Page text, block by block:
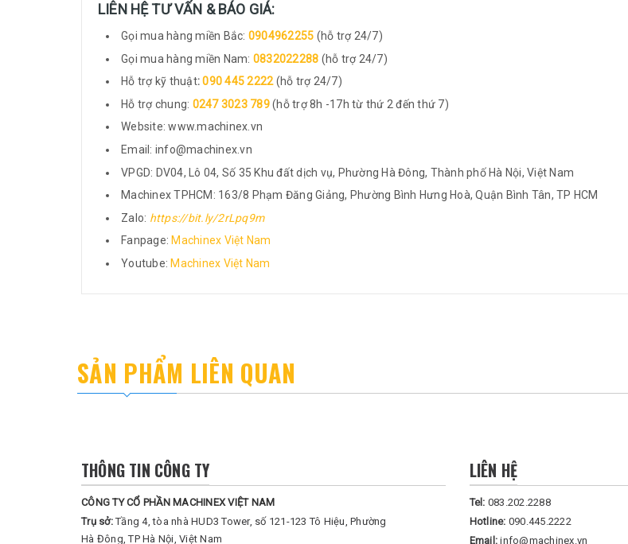
LIÊN HỆ TƯ VẤN & BÁO GIÁ:
Gọi mua hàng miền Bắc: 0904962255 (hỗ trợ 24/7)
Gọi mua hàng miền Nam: 0832022288 (hỗ trợ 24/7)
Hỗ trợ kỹ thuật:090 445 2222(hỗ trợ 24/7)
Hỗ trợ chung: 0247 3023 789(hỗ trợ 8h -17h từ thứ 2 đến thứ 7)
Website: www.machinex.vn
Email: info@machinex.vn
VPGD: DV04, Lô 04, Số 35 Khu đất dịch vụ, Phường Hà Đông, Thành phố Hà Nội, Việt Nam
Machinex TPHCM: 163/8 Phạm Đăng Giảng, Phường Bình Hưng Hoà, Quận Bình Tân, TP HCM
Zalo: https://bit.ly/2rLpq9m
Fanpage: Machinex Việt Nam
Youtube: Machinex Việt Nam
SẢN PHẨM LIÊN QUAN
THÔNG TIN CÔNG TY
CÔNG TY CỔ PHẦN MACHINEX VIỆT NAM
Trụ sở:Tầng 4, tòa nhà HUD3 Tower, số 121-123 Tô Hiệu, Phường
Hà Đông, TP Hà Nội, Việt Nam
LIÊN HỆ
Tel: 083.202.2288
Hotline: 090.445.2222
Email:info@machinex.vn